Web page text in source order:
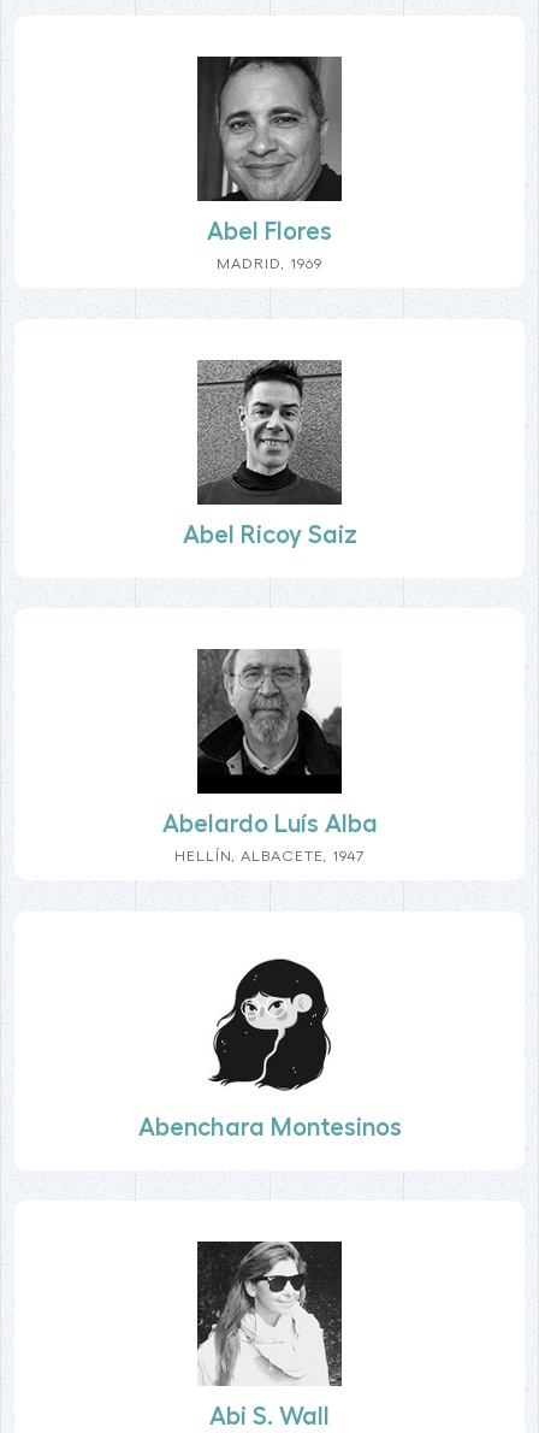
Abel Flores
MADRID, 1969
Abel Ricoy Saiz
Abelardo Luís Alba
HELLÍN, ALBACETE, 1947
Abenchara Montesinos
Abi S. Wall